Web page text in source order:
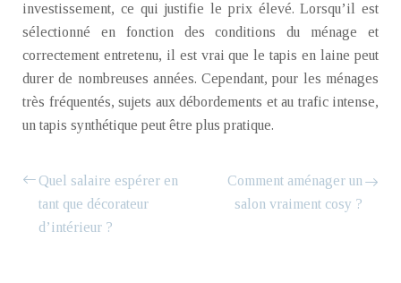
investissement, ce qui justifie le prix élevé. Lorsqu’il est
sélectionné en fonction des conditions du ménage et
correctement entretenu, il est vrai que le tapis en laine peut
durer de nombreuses années. Cependant, pour les ménages
très fréquentés, sujets aux débordements et au trafic intense,
un tapis synthétique peut être plus pratique.
Quel salaire espérer en
tant que décorateur
d’intérieur ?
Comment aménager un
salon vraiment cosy ?